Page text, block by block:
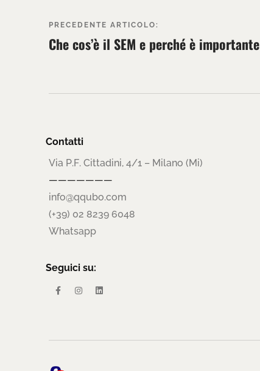
PRECEDENTE ARTICOLO:
Che cos’è il SEM e perché è importante
Contatti
Via P.F. Cittadini, 4/1 – Milano (Mi)
———————
info@qqubo.com
(+39) 02 8239 6048
Whatsapp
Seguici su: